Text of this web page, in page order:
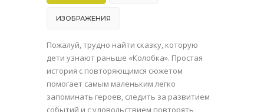
ИЗОБРАЖЕНИЯ
Пожалуй, трудно найти сказку, которую
дети узнают раньше «Колобка». Простая
история с повторяющимся сюжетом
помогает самым маленьким легко
запоминать героев, следить за развитием
событий и с удовольствием повторять